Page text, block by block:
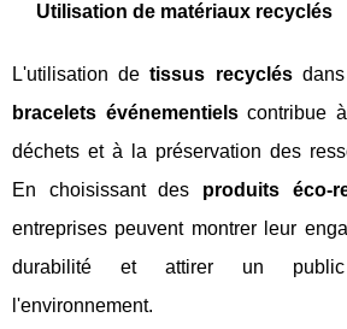
Utilisation de matériaux recyclés
L'utilisation detissus recyclésdans
bracelets événementielscontribue
déchets et à la préservation des
En choisissant des produits éco-
entreprises peuvent montrer leur
durabilité et attirer un
l'environnement.